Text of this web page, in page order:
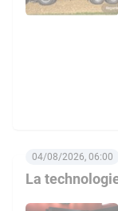
La
04/08/2026, 06:00